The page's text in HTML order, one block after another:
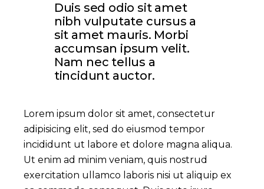
Duis sed odio sit amet
nibh vulputate cursus a
sit amet mauris. Morbi
accumsan ipsum velit.
Nam nec tellus a
tincidunt auctor.
Lorem ipsum dolor sit amet, consectetur
adipisicing elit, sed do eiusmod tempor
incididunt ut labore et dolore magna aliqua.
Ut enim ad minim veniam, quis nostrud
exercitation ullamco laboris nisi ut aliquip ex